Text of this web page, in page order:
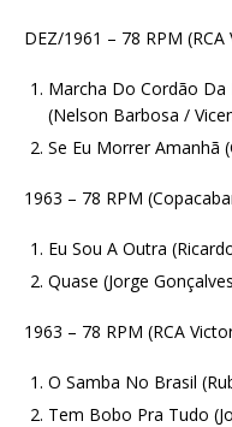
DEZ/1961 – 78 RPM (RCA
Marcha Do Cordão Da
(Nelson Barbosa /
Se Eu Morrer Amanhã
1963 – 78 RPM
Eu Sou A Outra
Quase (Jorge
1963 – 78 RPM (RCA
O Samba No Brasil
Tem Bobo Pra Tudo